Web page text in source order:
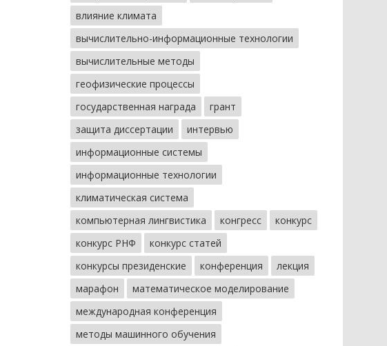
влияние климата
вычислительно-информационные технологии
вычислительные методы
геофизические процессы
государственная награда
грант
защита диссертации
интервью
информационные системы
информационные технологии
климатическая система
компьютерная лингвистика
конгресс
конкурс
конкурс РНФ
конкурс статей
конкурсы президенские
конференция
лекция
марафон
математическое моделирование
международная конференция
методы машинного обучения